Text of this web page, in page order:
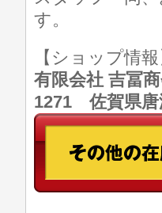
す。
【ショップ情
有限会社 吉冨
1271 佐賀県唐